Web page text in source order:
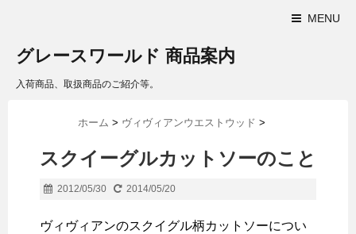
MENU
グレースワールド 商品案内
入荷商品、取扱商品のご紹介等。
ホーム > ヴィヴィアンウエストウッド >
スクイーグルカットソーのこと
2012/05/30 2014/05/20
ヴィヴィアンのスクイグル柄カットソーについ